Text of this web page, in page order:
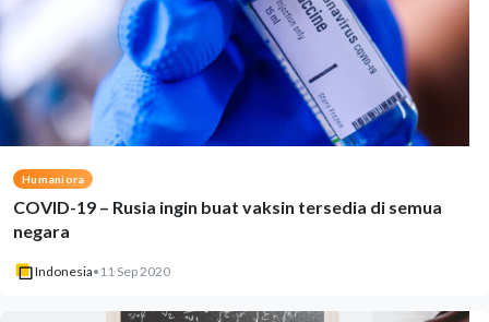
Humaniora
COVID-19 – Rusia ingin buat vaksin tersedia di semua
negara
Indonesia• 11 Sep 2020